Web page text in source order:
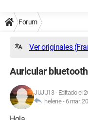
Forum
Ver originales
Auricular
JUJU13- Editado el
helene - 6 mar.